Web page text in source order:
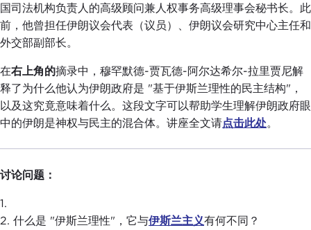
国司法机构负责人的高级顾问兼人权事务高级理事会秘书长。此
前，他曾担任伊朗议会代表（议员）、伊朗议会研究中心主任和
外交部副部长。
在右上角的摘录中，穆罕默德-贾瓦德-阿尔达希尔-拉里贾尼解
释了为什么他认为伊朗政府是 "基于伊斯兰理性的民主结构"，
以及这究竟意味着什么。这段文字可以帮助学生理解伊朗政府眼
中的伊朗是神权与民主的混合体。讲座全文请点击此处。
讨论问题：
1.
2. 什么是 "伊斯兰理性"，它与伊斯兰主义有何不同？